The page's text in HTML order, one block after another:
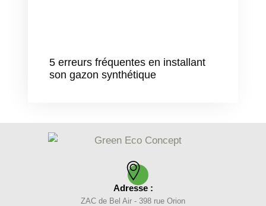
5 erreurs fréquentes en installant
son gazon synthétique
Adresse :
ZAC de Bel Air - 398 rue Orion